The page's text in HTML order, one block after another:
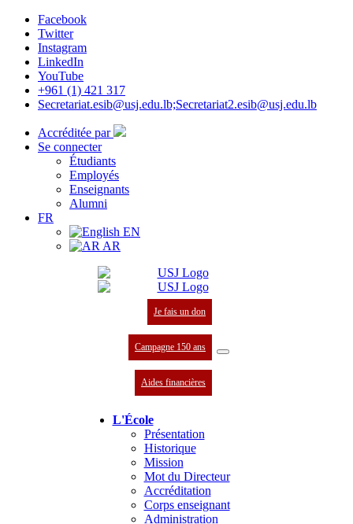
Facebook
Twitter
Instagram
LinkedIn
YouTube
+961 (1) 421 317
Secretariat.esib@usj.edu.lb;Secretariat2.esib@usj.edu.lb
Accréditée par
Se connecter
Étudiants
Employés
Enseignants
Alumni
FR
EN
AR
Je fais un don
Campagne 150 ans
Aides financières
L'École
Présentation
Historique
Mission
Mot du Directeur
Accréditation
Corps enseignant
Administration